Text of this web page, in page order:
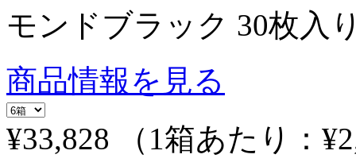
モンドブラック 30枚入
商品情報を見る
¥33,828
（1箱あたり：